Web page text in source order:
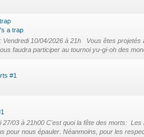
a trap
Vendredi 10/04/2026 à 21h Vous êtes projetés
faudra participer au tournoi yu-gi-oh des
#1
27/03 à 21h00 C'est quoi la fête des morts:
pour nous épauler. Néanmoins, pour les